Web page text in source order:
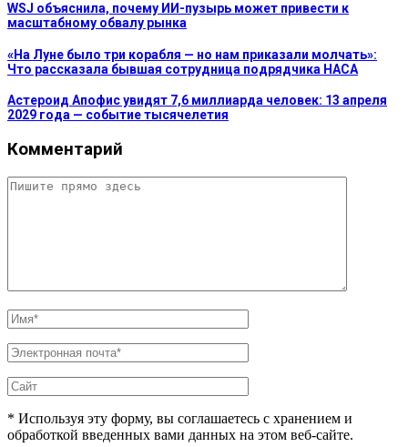
WSJ объяснила, почему ИИ-пузырь может привести к
масштабному обвалу рынка
«На Луне было три корабля — но нам приказали молчать»:
Что рассказала бывшая сотрудница подрядчика НАСА
Астероид Апофис увидят 7,6 миллиарда человек: 13 апреля
2029 года — событие тысячелетия
Комментарий
* Используя эту форму, вы соглашаетесь с хранением и
обработкой введенных вами данных на этом веб-сайте.